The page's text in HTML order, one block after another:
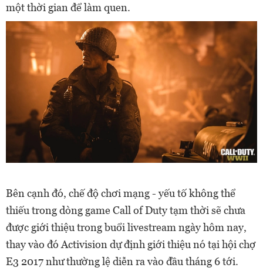
một thời gian để làm quen.
Bên cạnh đó, chế độ chơi mạng - yếu tố không thể
thiếu trong dòng game Call of Duty tạm thời sẽ chưa
được giới thiệu trong buổi livestream ngày hôm nay,
thay vào đó Activision dự định giới thiệu nó tại hội chợ
E3 2017 như thường lệ diễn ra vào đầu tháng 6 tới.